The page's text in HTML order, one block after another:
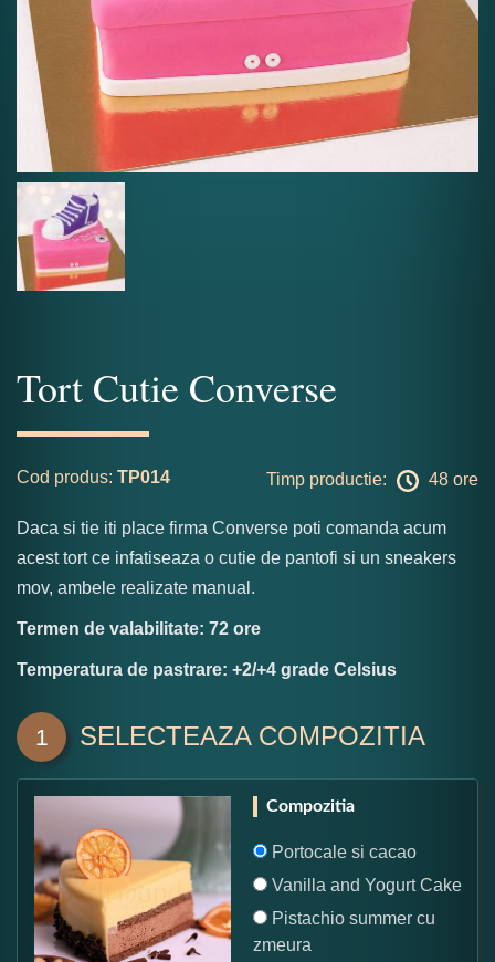
Tort Cutie Converse
Cod produs: TP014 Timp productie: 48 ore
Daca si tie iti place firma Converse poti comanda acum
acest tort ce infatiseaza o cutie de pantofi si un sneakers
mov, ambele realizate manual.
Termen de valabilitate: 72 ore
Temperatura de pastrare: +2/+4 grade Celsius
1 SELECTEAZA COMPOZITIA
Compozitia
Portocale si cacao
Vanilla and Yogurt Cake
Pistachio summer cu
zmeura